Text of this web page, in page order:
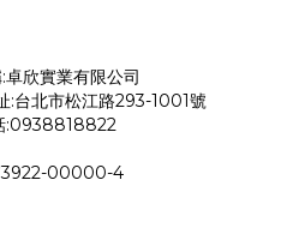
欣實業有限公司
:台北市松江路293-1001號
:0938818822
00000-4